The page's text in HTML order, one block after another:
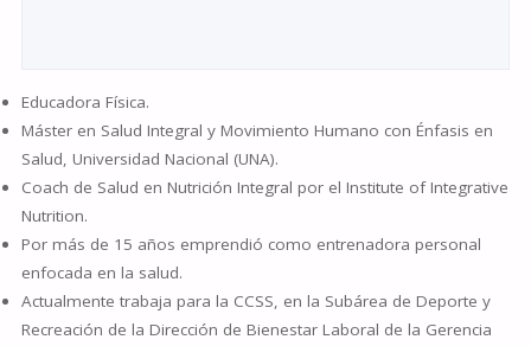
Educadora Física.
Máster en Salud Integral y Movimiento Humano con Énfasis en
Salud, Universidad Nacional (UNA).
Coach de Salud en Nutrición Integral por el Institute of Integrative
Nutrition.
Por más de 15 años emprendió como entrenadora personal
enfocada en la salud.
Actualmente trabaja para la CCSS, en la Subárea de Deporte y
Recreación de la Dirección de Bienestar Laboral de la Gerencia